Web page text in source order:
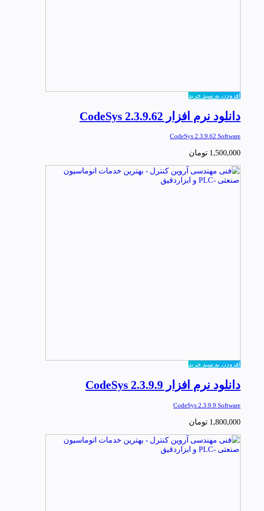
افزودن به سبد خرید
دانلود نرم افزار CodeSys 2.3.9.62
CodeSys 2.3.9.62 Software
1,500,000 تومان
افزودن به سبد خرید
دانلود نرم افزار CodeSys 2.3.9.9
CodeSys 2.3.9.9 Software
1,800,000 تومان